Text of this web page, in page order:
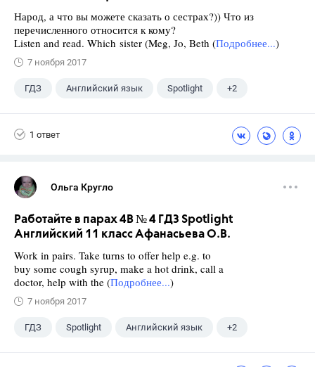
Народ, а что вы можете сказать о сестрах?)) Что из
перечисленного относится к кому?
Listen and read. Which sister (Meg, Jo, Beth (Подробнее...)
7 ноября 2017
ГДЗ Английский язык Spotlight +2
1 ответ
Ольга Кругло
Работайте в парах 4B № 4 ГДЗ Spotlight
Английский 11 класс Афанасьева О.В.
Work in pairs. Take turns to offer help e.g. to
buy some cough syrup, make a hot drink, call a
doctor, help with the (Подробнее...)
7 ноября 2017
ГДЗ Spotlight Английский язык +2